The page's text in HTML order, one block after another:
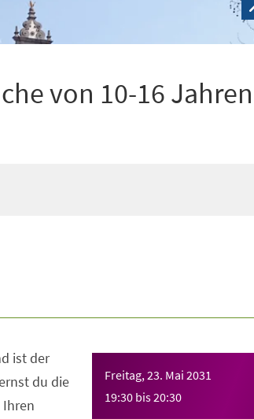
von 10-16
Freitag, 23. Mai 2031
19:30 bis20:30
ist der
du die
Ihren